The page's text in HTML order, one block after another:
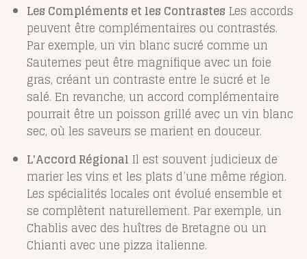
Les Compléments et les Contrastes Les accords
peuvent être complémentaires ou contrastés.
Par exemple, un vin blanc sucré comme un
Sauternes peut être magnifique avec un foie
gras, créant un contraste entre le sucré et le
salé. En revanche, un accord complémentaire
pourrait être un poisson grillé avec un vin blanc
sec, où les saveurs se marient en douceur.
L'Accord Régional Il est souvent judicieux de
marier les vins et les plats d’une même région.
Les spécialités locales ont évolué ensemble et
se complètent naturellement. Par exemple, un
Chablis avec des huîtres de Bretagne ou un
Chianti avec une pizza italienne.